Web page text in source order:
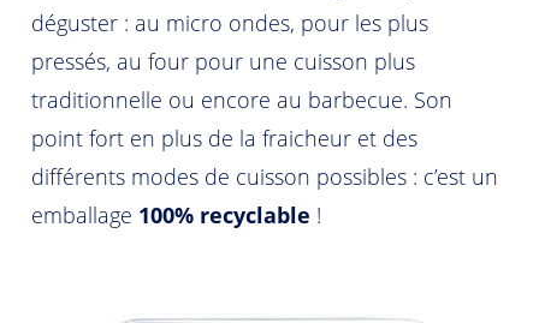
déguster : au micro ondes, pour les plus
pressés, au four pour une cuisson plus
traditionnelle ou encore au barbecue. Son
point fort en plus de la fraicheur et des
différents modes de cuisson possibles : c’est un
emballage 100% recyclable !